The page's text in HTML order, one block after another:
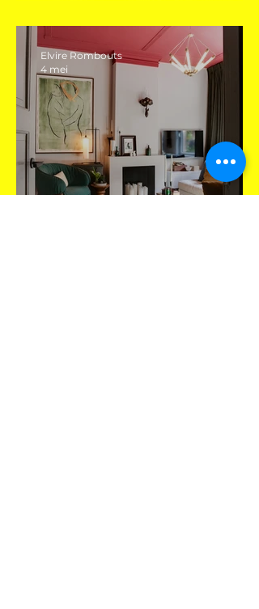
Binnenkijker bij Mark
Mutsaers
Elvire Rombouts
4 mei